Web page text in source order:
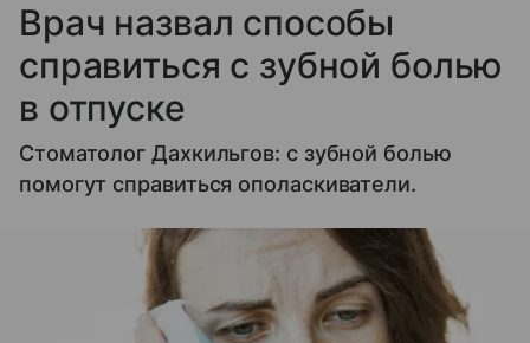
Врач назвал способы
справиться с зубной болью
в отпуске
Стоматолог Дахкильгов: с зубной болью
помогут справиться ополаскиватели.